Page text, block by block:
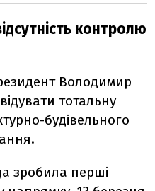
контролю
Володимир
тотальну
будівельного
зробила перші